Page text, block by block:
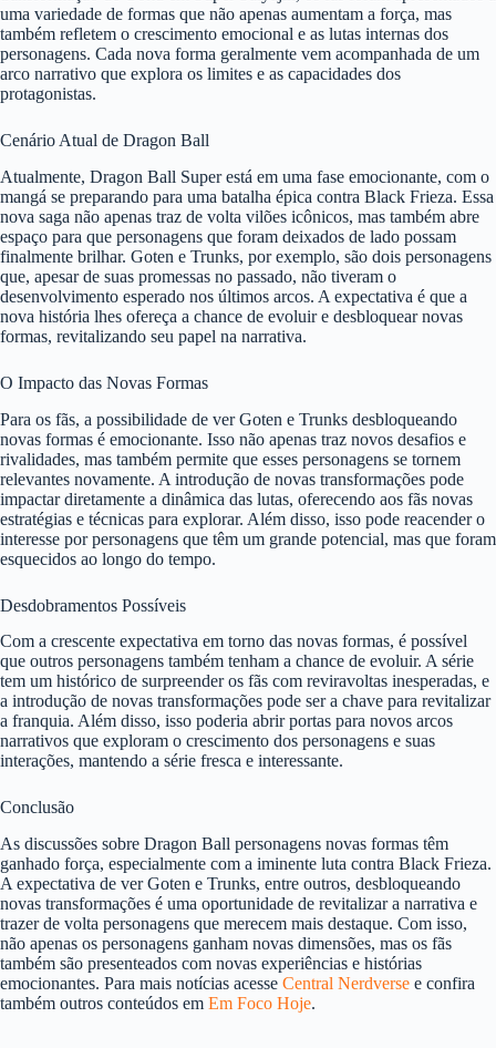
uma variedade de formas que não apenas aumentam a força, mas
também refletem o crescimento emocional e as lutas internas dos
personagens. Cada nova forma geralmente vem acompanhada de um
arco narrativo que explora os limites e as capacidades dos
protagonistas.
Cenário Atual de Dragon Ball
Atualmente, Dragon Ball Super está em uma fase emocionante, com o
mangá se preparando para uma batalha épica contra Black Frieza. Essa
nova saga não apenas traz de volta vilões icônicos, mas também abre
espaço para que personagens que foram deixados de lado possam
finalmente brilhar. Goten e Trunks, por exemplo, são dois personagens
que, apesar de suas promessas no passado, não tiveram o
desenvolvimento esperado nos últimos arcos. A expectativa é que a
nova história lhes ofereça a chance de evoluir e desbloquear novas
formas, revitalizando seu papel na narrativa.
O Impacto das Novas Formas
Para os fãs, a possibilidade de ver Goten e Trunks desbloqueando
novas formas é emocionante. Isso não apenas traz novos desafios e
rivalidades, mas também permite que esses personagens se tornem
relevantes novamente. A introdução de novas transformações pode
impactar diretamente a dinâmica das lutas, oferecendo aos fãs novas
estratégias e técnicas para explorar. Além disso, isso pode reacender o
interesse por personagens que têm um grande potencial, mas que foram
esquecidos ao longo do tempo.
Desdobramentos Possíveis
Com a crescente expectativa em torno das novas formas, é possível
que outros personagens também tenham a chance de evoluir. A série
tem um histórico de surpreender os fãs com reviravoltas inesperadas, e
a introdução de novas transformações pode ser a chave para revitalizar
a franquia. Além disso, isso poderia abrir portas para novos arcos
narrativos que exploram o crescimento dos personagens e suas
interações, mantendo a série fresca e interessante.
Conclusão
As discussões sobre Dragon Ball personagens novas formas têm
ganhado força, especialmente com a iminente luta contra Black Frieza.
A expectativa de ver Goten e Trunks, entre outros, desbloqueando
novas transformações é uma oportunidade de revitalizar a narrativa e
trazer de volta personagens que merecem mais destaque. Com isso,
não apenas os personagens ganham novas dimensões, mas os fãs
também são presenteados com novas experiências e histórias
emocionantes. Para mais notícias acesse Central Nerdverse e confira
também outros conteúdos em Em Foco Hoje.